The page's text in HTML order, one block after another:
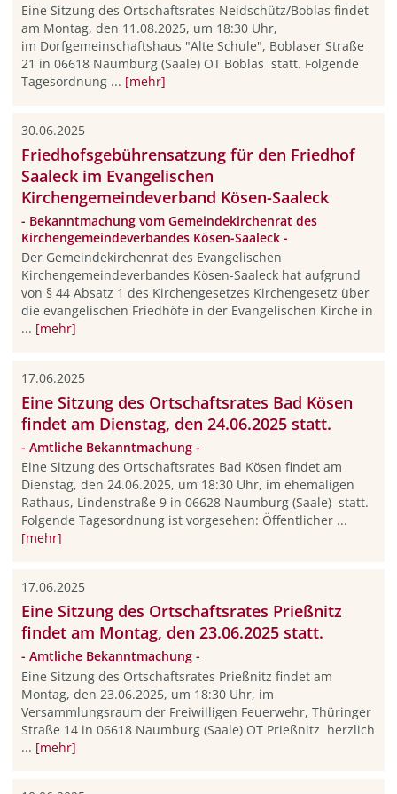
Eine Sitzung des Ortschaftsrates Neidschütz/Boblas findet
am Montag, den 11.08.2025, um 18:30 Uhr,
im Dorfgemeinschaftshaus "Alte Schule", Boblaser Straße
21 in 06618 Naumburg (Saale) OT Boblas statt. Folgende
Tagesordnung ... [mehr]
30.06.2025
Friedhofsgebührensatzung für den Friedhof
Saaleck im Evangelischen
Kirchengemeindeverband Kösen-Saaleck
- Bekanntmachung vom Gemeindekirchenrat des
Kirchengemeindeverbandes Kösen-Saaleck -
Der Gemeindekirchenrat des Evangelischen
Kirchengemeindeverbandes Kösen-Saaleck hat auf­grund
von § 44 Absatz 1 des Kirchengesetzes Kirchengesetz über
die evangelischen Friedhöfe in der Evangelischen Kirche in
... [mehr]
17.06.2025
Eine Sitzung des Ortschaftsrates Bad Kösen
findet am Dienstag, den 24.06.2025 statt.
- Amtliche Bekanntmachung -
Eine Sitzung des Ortschaftsrates Bad Kösen findet am
Dienstag, den 24.06.2025, um 18:30 Uhr, im ehemaligen
Rathaus, Lindenstraße 9 in 06628 Naumburg (Saale) statt.
Folgende Tagesordnung ist vorgesehen: Öffentlicher ...
[mehr]
17.06.2025
Eine Sitzung des Ortschaftsrates Prießnitz
findet am Montag, den 23.06.2025 statt.
- Amtliche Bekanntmachung -
Eine Sitzung des Ortschaftsrates Prießnitz findet am
Montag, den 23.06.2025, um 18:30 Uhr, im
Versammlungsraum der Freiwilligen Feuerwehr, Thüringer
Straße 14 in 06618 Naumburg (Saale) OT Prießnitz herzlich
... [mehr]